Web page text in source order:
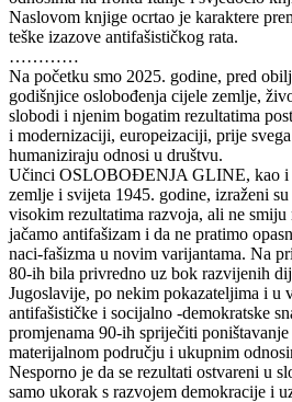
Naslovom knjige ocrtao je karaktere
teške izazove antifašističkog rata.
…………
Na početku smo 2025. godine, pred
godišnjice oslobođenja cijele zemlje,
slobodi i njenim bogatim rezultatima
i modernizaciji, europeizaciji, prije
humaniziraju odnosi u društvu.
Učinci OSLOBOĐENJA GLINE, kao
zemlje i svijeta 1945. godine, izraženi
visokim rezultatima razvoja, ali ne smiju
jačamo antifašizam i da ne pratimo
naci-fašizma u novim varijantama. Na
80-ih bila privredno uz bok razvijenih
Jugoslavije, po nekim pokazateljima i u
antifašističke i socijalno -demokratske
promjenama 90-ih spriječiti
materijalnom području i ukupnim
Nesporno je da se rezultati ostvareni u
samo ukorak s razvojem demokracije i